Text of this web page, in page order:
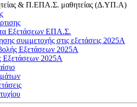
& Π.ΕΠΑ.Σ. μαθητείας (Δ.ΥΠ.Α)
Εξετάσεων ΕΠΑ.Σ.
συμμετοχής στις εξετάσεις 2025Α
Εξετάσεων 2025A
Εξετάσεων 2025Α